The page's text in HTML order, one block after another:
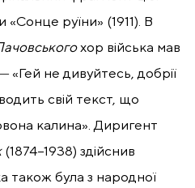
«Сонце руїни» (1911). В
хор війська мав
«Гей не дивуйтесь, добрії
свій текст, що
калина». Диригент
(1874–1938) здійснив
також була з народної